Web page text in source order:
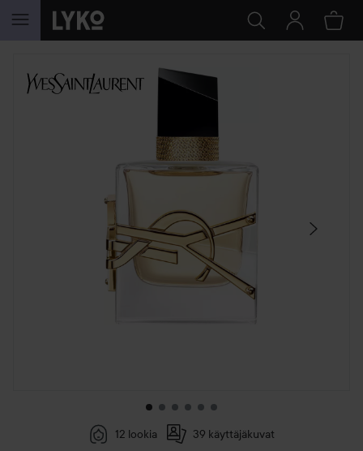
SIIRTYÄ JHK SISÄLTÖÖN
OHITA OSIO
12 lookia 39 käyttäjäkuvat